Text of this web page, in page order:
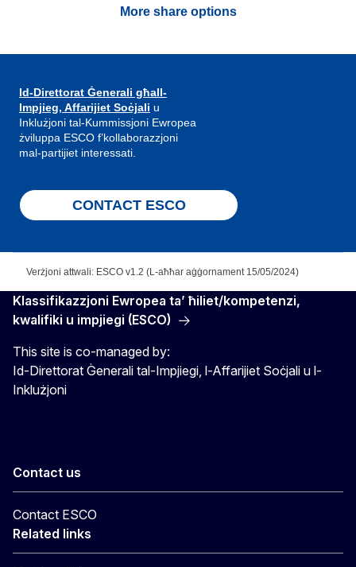
More share options
Id-Direttorat Ġenerali għall-
Impjieg, Affarijiet Soċjali u
Inklużjoni tal-Kummissjoni Ewropea
żviluppa ESCO f’kollaborazzjoni
mal-partijiet interessati.
CONTACT ESCO
Verżjoni attwali: ESCO v1.2 (L-aħħar aġġornament 15/05/2024)
Klassifikazzjoni Ewropea ta’ ħiliet/kompetenzi,
kwalifiki u impjiegi (ESCO)
This site is co-managed by:
Id-Direttorat Ġenerali tal-Impjiegi, l-Affarijiet Soċjali u l-
Inklużjoni
Contact us
Contact ESCO
Related links